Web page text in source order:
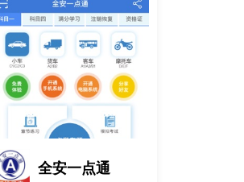
全安一点通